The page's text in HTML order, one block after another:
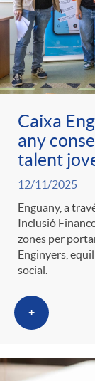
Caixa
any
talent
12/11/2025
Enguany, a
Inclusió
zones per
Enginyers,
social.
+